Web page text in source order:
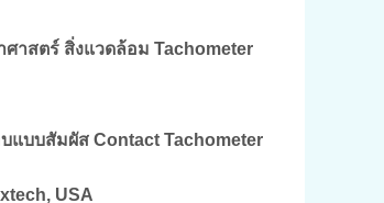
าสตร์ สิ่งแวดล้อม Tachometer
แบบสัมผัส Contact Tachometer
USA